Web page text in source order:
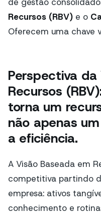
Recursos (RBV) e o
Oferecem uma chave
Perspectiva da
Recursos
torna um
não apenas
a eficiência.
A Visão Baseada em
competitiva partindo
empresa: ativos
conhecimento e